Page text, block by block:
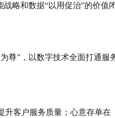
略和数据“以用促治”的价值
尊”，以数字技术全面打通服
升客户服务质量；心意存单在